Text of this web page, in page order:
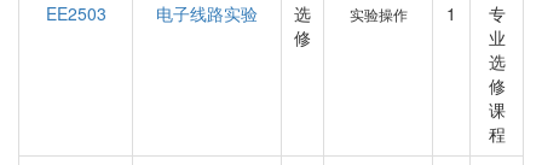
EE2503
电子线路实验
选
修
实验操作 1
专
业
选
修
课
程